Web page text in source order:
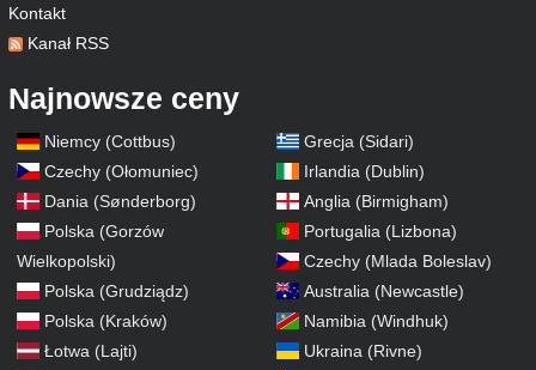
Kontakt
Kanał RSS
Najnowsze ceny
Niemcy (Cottbus)
Czechy (Ołomuniec)
Dania (Sønderborg)
Polska (Gorzów
Wielkopolski)
Polska (Grudziądz)
Polska (Kraków)
Łotwa (Lajti)
Grecja (Sidari)
Irlandia (Dublin)
Anglia (Birmigham)
Portugalia (Lizbona)
Czechy (Mlada Boleslav)
Australia (Newcastle)
Namibia (Windhuk)
Ukraina (Rivne)